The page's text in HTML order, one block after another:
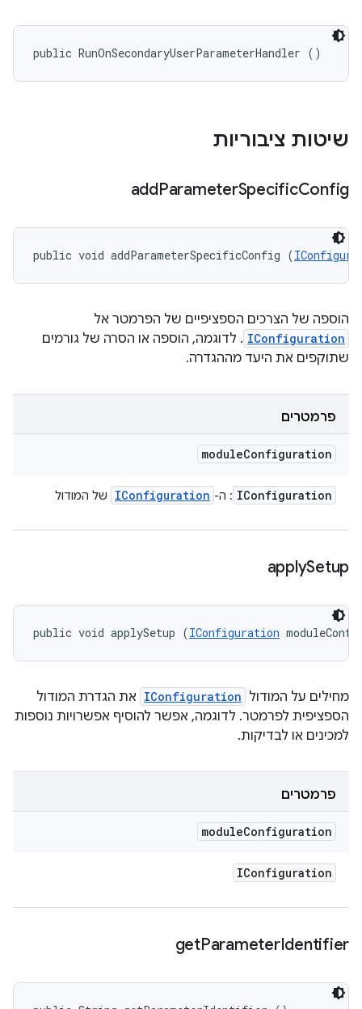
public RunOnSecondaryUserParameterHandler ()
שיטות ציבוריות
addParameterSpecificConfig
public void addParameterSpecificConfig (
הוספה של הצרכים הספציפיים של הפרמטר אל
IConfiguration . לדוגמה, הוספה או הסרה של גורמים
שתוקפים את היעד מההגדרה.
פרמטרים
moduleConfiguration
IConfiguration : ה- IConfiguration של המודול
applySetup
public void applySetup (IConfiguration
מחילים על המודול IConfiguration את הגדרת המודול
הספציפית לפרמטר. לדוגמה, אפשר להוסיף אפשרויות נוספות
למכינים או לבדיקות.
פרמטרים
moduleConfiguration
IConfiguration
getParameterIdentifier